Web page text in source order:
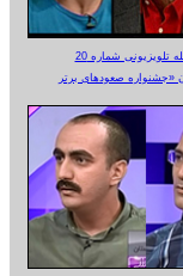
تلویزیونی شماره 20